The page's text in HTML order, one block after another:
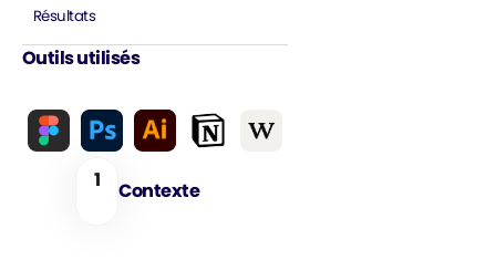
Résultats
Outils utilisés
1 Contexte